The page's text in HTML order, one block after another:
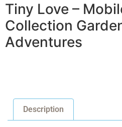
Tiny Love –
Collection
Adventures
Description